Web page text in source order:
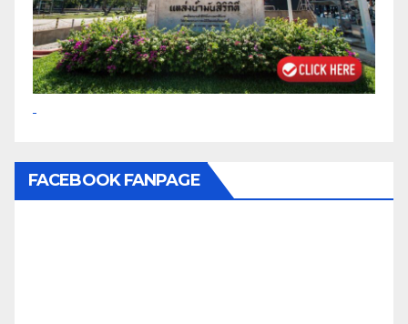
FACEBOOK FANPAGE